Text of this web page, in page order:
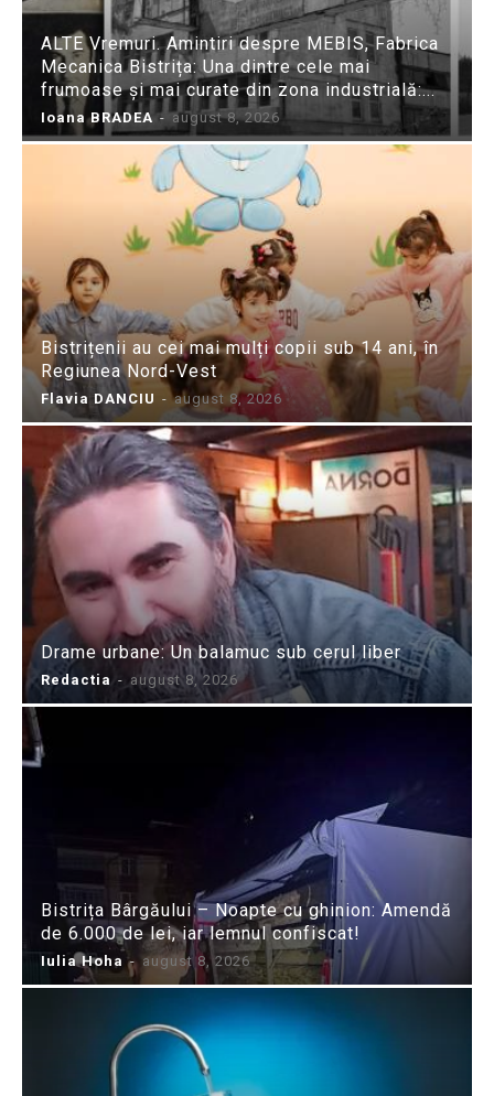
ALTE Vremuri. Amintiri despre MEBIS, Fabrica
Mecanica Bistrița: Una dintre cele mai
frumoase și mai curate din zona industrială:...
Ioana BRADEA - august 8, 2026
Bistrițenii au cei mai mulți copii sub 14 ani, în
Regiunea Nord-Vest
Flavia DANCIU - august 8, 2026
Drame urbane: Un balamuc sub cerul liber
Redactia - august 8, 2026
Bistrița Bârgăului – Noapte cu ghinion: Amendă
de 6.000 de lei, iar lemnul confiscat!
Iulia Hoha - august 8, 2026